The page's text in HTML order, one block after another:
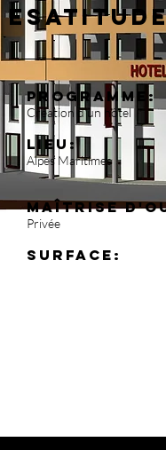
Programme:
Création d'un hôtel
Lieu:
Alpes Maritimes
Maîtrise
Privée
Surface: